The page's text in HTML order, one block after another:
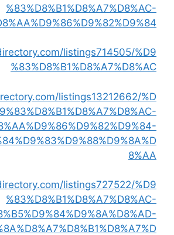
%83%D8%B1%D8%A7%D8%AC-
listings714505/%D9
%83%D8%B1%D8%A7%D8%AC
listings13212662/%D
9%83%D8%B1%D8%A7%D8%AC-
8%AA
listings727522/%D9
%83%D8%B1%D8%A7%D8%AC-